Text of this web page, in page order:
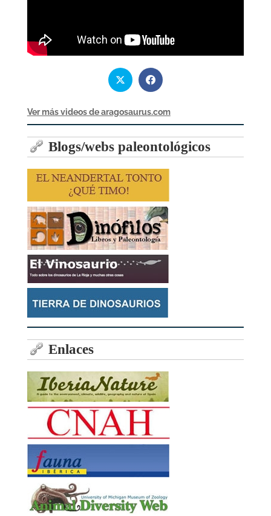
Ver más videos de aragosaurus.com
Blogs/webs paleontológicos
Enlaces